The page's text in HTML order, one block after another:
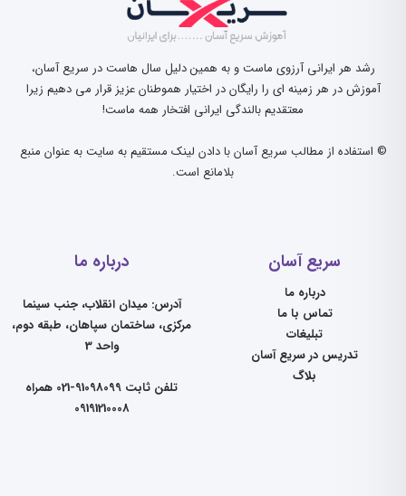
رشد هر ایرانی آرزوی ماست و به همین دلیل سال هاست در سریع آسان،
آموزش در هر زمینه ای را رایگان در اختیار هموطنان عزیز قرار می دهیم زیرا
معتقدیم بالندگی ایرانی افتخار همه ماست!
© استفاده از مطالب سریع آسان با دادن لینک مستقیم به سایت به عنوان منبع
بلامانع است.
سریع آسان
درباره ما
تماس با ما
تبلیغات
تدریس در سریع آسان
بلاگ
درباره ما
آدرس: میدان انقلاب، جنب سینما
مرکزی، ساختمان سپاهان، طبقه دوم،
واحد 3
تلفن ثابت 91098099-021 همراه
09191210008